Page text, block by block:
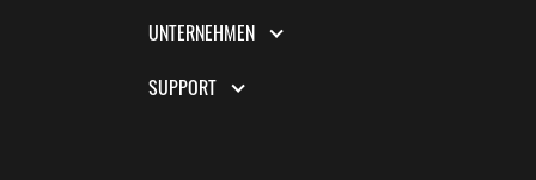
UNTERNEHMEN
SUPPORT